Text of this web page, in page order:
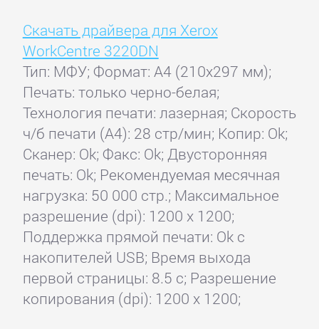
Скачать драйвера для Xerox
WorkCentre 3220DN
Тип: МФУ; Формат: A4 (210x297 мм);
Печать: только черно-белая;
Технология печати: лазерная; Скорость
ч/б печати (А4): 28 стр/мин; Копир: Ok;
Сканер: Ok; Факс: Ok; Двусторонняя
печать: Ok; Рекомендуемая месячная
нагрузка: 50 000 стр.; Максимальное
разрешение (dpi): 1200 x 1200;
Поддержка прямой печати: Ok с
накопителей USB; Время выхода
первой страницы: 8.5 с; Разрешение
копирования (dpi): 1200 x 1200;